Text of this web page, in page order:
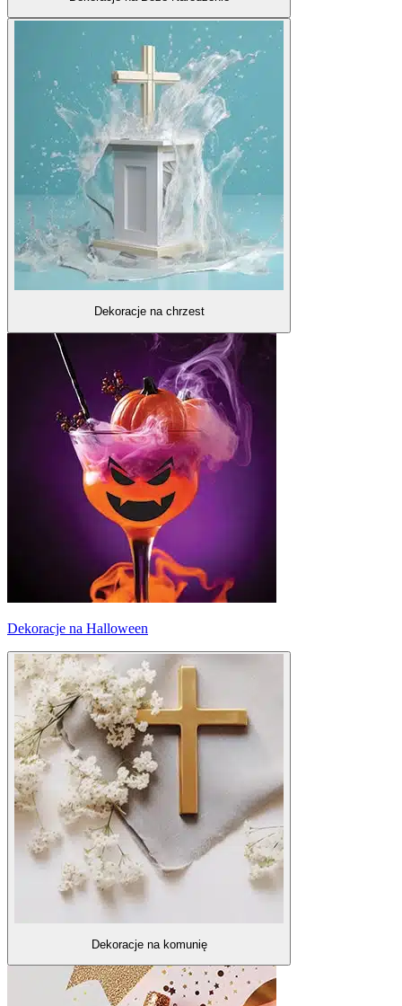
Dekoracje na chrzest
Dekoracje na Halloween
Dekoracje na komunię